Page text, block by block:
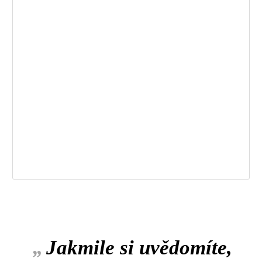
„ Jakmile si uvědomíte,